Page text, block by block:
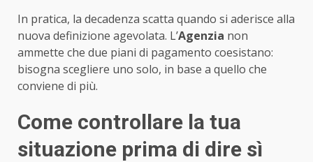
In pratica, la decadenza scatta quando si aderisce alla
nuova definizione agevolata. L’Agenzia non
ammette che due piani di pagamento coesistano:
bisogna scegliere uno solo, in base a quello che
conviene di più.
Come controllare la tua
situazione prima di dire sì